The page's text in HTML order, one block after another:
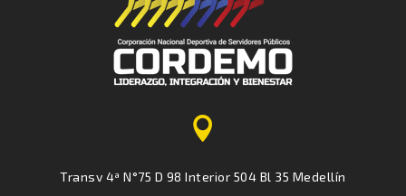

Transv 4ª N°75 D 98 Interior 504 Bl 35 Medellín